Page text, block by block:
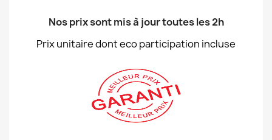
Nos prix sont mis à jour toutes les 2h
Prix unitaire dont eco participation incluse